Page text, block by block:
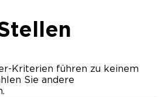
Kriterien führen zu keinem
Sie andere